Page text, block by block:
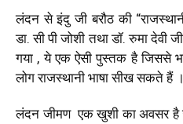
लंदन से इंदु जी बरौठ की
डा. सी पी जोशी तथा डॉ. रुमा देवी
गया , ये एक ऐसी पुस्तक है जिससे
लोग राजस्थानी भाषा सीख सकते हैं ।
लंदन जीमण एक खुशी का अवसर है